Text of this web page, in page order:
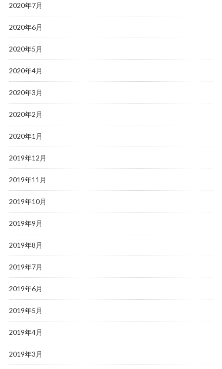
2020年7月
2020年6月
2020年5月
2020年4月
2020年3月
2020年2月
2020年1月
2019年12月
2019年11月
2019年10月
2019年9月
2019年8月
2019年7月
2019年6月
2019年5月
2019年4月
2019年3月